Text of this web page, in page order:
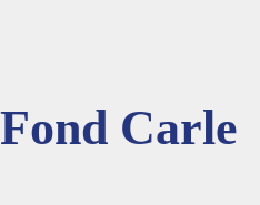
Carle